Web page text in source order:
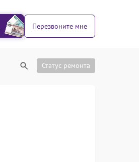
Перезвоните мне
Статус ремонта